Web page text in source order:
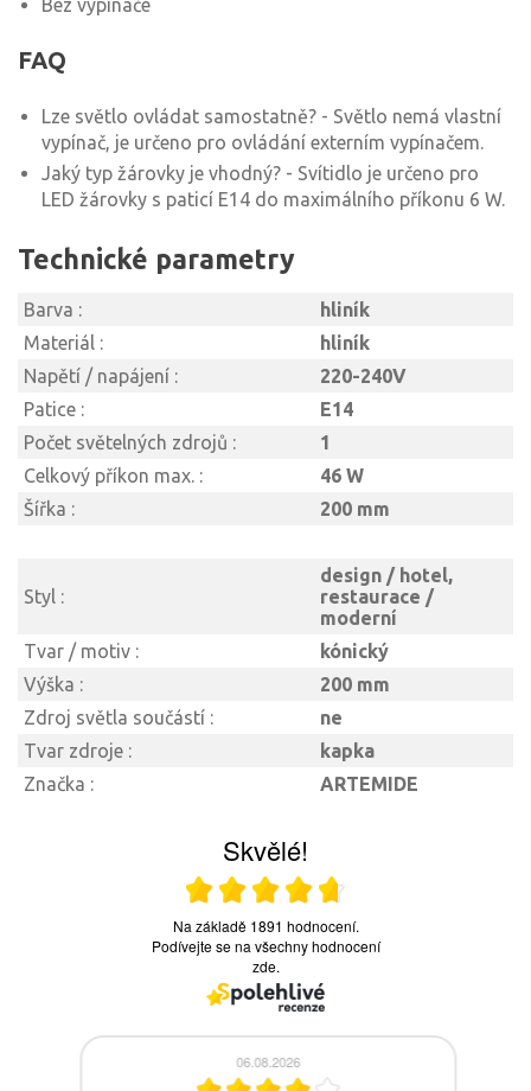
Bez vypínače
FAQ
Lze světlo ovládat samostatně? - Světlo nemá vlastní
vypínač, je určeno pro ovládání externím vypínačem.
Jaký typ žárovky je vhodný? - Svítidlo je určeno pro
LED žárovky s paticí E14 do maximálního příkonu 6 W.
Technické parametry
Barva :
hliník
Materiál :
hliník
Napětí / napájení :
220-240V
Patice :
E14
Počet světelných zdrojů :
1
Celkový příkon max. :
46 W
Šířka :
200 mm
Styl :
design / hotel,
restaurace /
moderní
Tvar / motiv :
kónický
Výška :
200 mm
Zdroj světla součástí :
ne
Tvar zdroje :
kapka
Značka :
ARTEMIDE